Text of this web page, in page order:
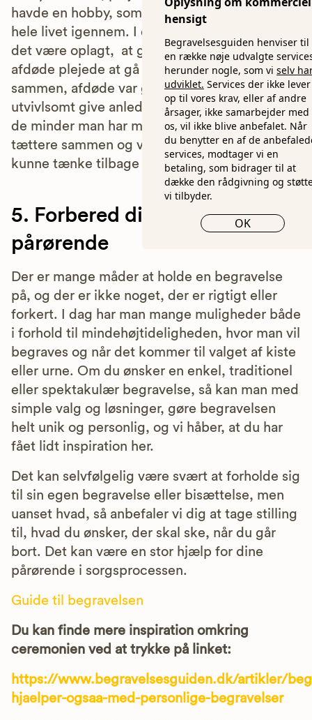
hensigt
Begravelsesguiden henviser til
en række nøje udvalgte
herunder nogle, som vi selv
udviklet. Services der ikke lever
op til vores krav, eller af andre
årsager, ikke samarbejder med
os, vil ikke blive anbefalet. Når
du benytter en af de
services, modtager vi en
betaling, som bidrager til at
dække den rådgivning og
vi tilbyder.
OK
havde en hobby, som han eller hun dyrkede
hele livet igennem. I den forbindelse kunne
det være oplagt, at gå den rute sammen, som
afdøde plejede at gå eller lave den aktivitet
sammen, afdøde var glad for. Det ville
utvivlsomt give anledning til at få snakket om
de minder man har med afdøde, ryste familien
tættere sammen og være noget, man altid vil
kunne tænke tilbage på.
5. Forbered dig selv og dine
pårørende
Der er mange måder at holde en begravelse
på, og der er ikke noget, der er rigtigt eller
forkert. I dag har man mange muligheder både
i forhold til mindehøjtideligheden, hvor man vil
begraves og når det kommer til valget af kiste
eller urne. Om du ønsker en enkel, traditionel
eller spektakulær begravelse, så kan man med
simple valg og løsninger, gøre begravelsen
helt unik og personlig, og vi håber, at du har
fået lidt inspiration her.
Det kan selvfølgelig være svært at forholde sig
til sin egen begravelse eller bisættelse, men
uanset hvad, så anbefaler vi dig at tage stilling
til, hvad du ønsker, der skal ske, når du går
bort. Det kan være en stor hjælp for dine
pårørende i sorgsprocessen.
Guide til begravelsen
Du kan finde mere inspiration omkring
ceremonien ved at trykke på linket:
https://www.begravelsesguiden.dk/artikler/
hjaelper-ogsaa-med-personlige-begravelser